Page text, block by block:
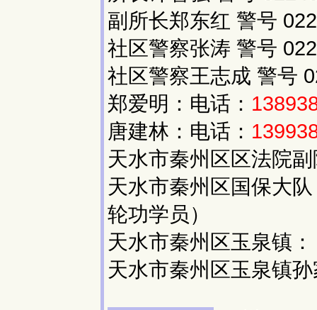
副所长郑东红 警号
社区警察张涛 警号
社区警察王志成 警号
郑爱明：电话：
唐建林：电话：
天水市秦州区区法院
天水市秦州区国保大
轮功学员）
天水市秦州区玉泉镇
天水市秦州区玉泉镇